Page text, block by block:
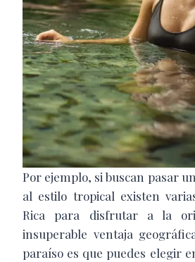
Por ejemplo, si buscan pasar
al estilo tropical existen
Rica para disfrutar a la
insuperable ventaja
paraíso es que puedes elegir